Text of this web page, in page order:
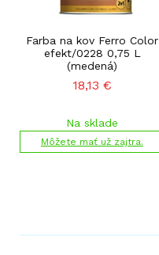
Farba na kov Ferro Color
efekt/0228 0,75 L
(medená)
18,13 €
Na sklade
Môžete mať už zajtra.